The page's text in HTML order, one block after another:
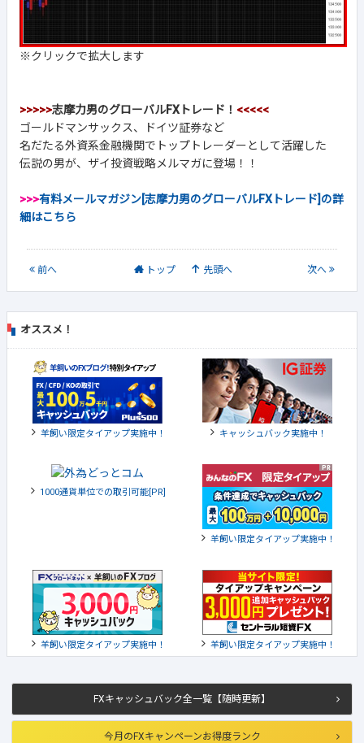
※クリックで拡大します
>>>>>志摩力男のグローバルFXトレード！ <<<<<
ゴールドマンサックス、ドイツ証券など
名だたる外資系金融機関でトップトレーダーとして活躍した
伝説の男が、ザイ投資戦略メルマガに登場！！
>>>有料メールマガジン[志摩力男のグローバルFXトレード]の詳
細はこちら
前へ トップ 先頭へ 次へ
FXキャッシュバック全一覧【随時更新】
今月のFXキャンペーンお得度ランク
オススメ！
羊飼い限定タイアップ実施中！ キャッシュバック実施中！
1000通貨単位での取引可能[PR]
羊飼い限定タイアップ実施中！
羊飼い限定タイアップ実施中！ 羊飼い限定タイアップ実施中！